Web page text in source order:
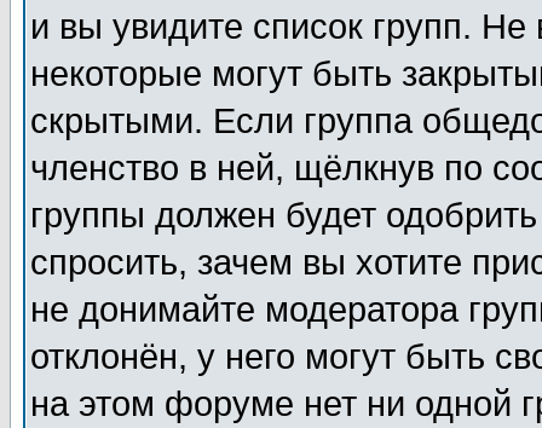
и вы увидите список групп.
некоторые могут быть
скрытыми. Если группа
членство в ней, щёлкнув по
группы должен будет
спросить, зачем вы хотите
не донимайте модератора
отклонён, у него могут быть
на этом форуме нет ни одной